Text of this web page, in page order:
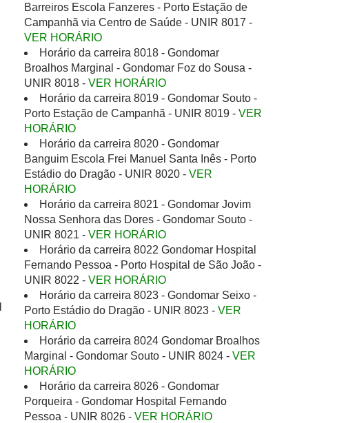
Barreiros Escola Fanzeres - Porto Estação de
Campanhã via Centro de Saúde - UNIR 8017 -
VER HORÁRIO
Horário da carreira 8018 - Gondomar
Broalhos Marginal - Gondomar Foz do Sousa -
UNIR 8018 - VER HORÁRIO
Horário da carreira 8019 - Gondomar Souto -
Porto Estação de Campanhã - UNIR 8019 - VER
HORÁRIO
Horário da carreira 8020 - Gondomar
Banguim Escola Frei Manuel Santa Inês - Porto
Estádio do Dragão - UNIR 8020 - VER
HORÁRIO
Horário da carreira 8021 - Gondomar Jovim
Nossa Senhora das Dores - Gondomar Souto -
UNIR 8021 - VER HORÁRIO
Horário da carreira 8022 Gondomar Hospital
Fernando Pessoa - Porto Hospital de São João -
UNIR 8022 - VER HORÁRIO
Horário da carreira 8023 - Gondomar Seixo -
Porto Estádio do Dragão - UNIR 8023 - VER
HORÁRIO
Horário da carreira 8024 Gondomar Broalhos
Marginal - Gondomar Souto - UNIR 8024 - VER
HORÁRIO
Horário da carreira 8026 - Gondomar
Porqueira - Gondomar Hospital Fernando
Pessoa - UNIR 8026 - VER HORÁRIO